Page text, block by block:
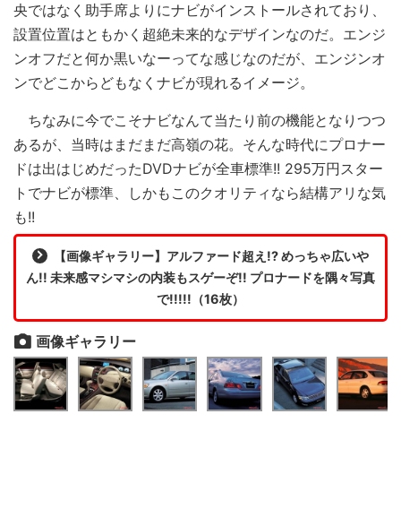
央ではなく助手席よりにナビがインストールされており、
設置位置はともかく超絶未来的なデザインなのだ。エンジ
ンオフだと何か黒いなーってな感じなのだが、エンジンオ
ンでどこからどもなくナビが現れるイメージ。
ちなみに今でこそナビなんて当たり前の機能となりつつ
あるが、当時はまだまだ高嶺の花。そんな時代にプロナー
ドは出はじめだったDVDナビが全車標準!! 295万円スター
トでナビが標準、しかもこのクオリティなら結構アリな気
も!!
【画像ギャラリー】アルファード超え!? めっちゃ広いや
ん!! 未来感マシマシの内装もスゲーぞ!! プロナードを隅々写真
で!!!!!（16枚）
画像ギャラリー